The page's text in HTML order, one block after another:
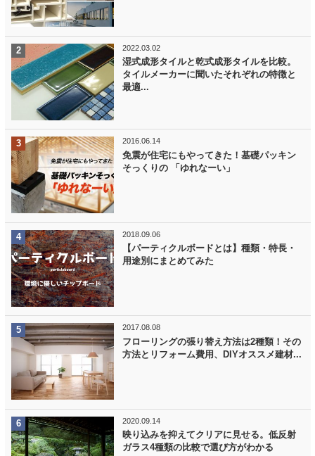
2022.03.02
湿式成形タイルと乾式成形タイルを比較。
タイルメーカーに聞いたそれぞれの特徴と
最適...
2016.06.14
免震が住宅にもやってきた！基礎パッキン
そっくりの 「ゆれなーい」
2018.09.06
【パーティクルボードとは】種類・特長・
用途別にまとめてみた
2017.08.08
フローリングの張り替え方法は2種類！その
方法とリフォーム費用、DIYオススメ建材...
2020.09.14
映り込みを抑えてクリアに見せる。低反射
ガラス4種類の比較で選び方がわかる